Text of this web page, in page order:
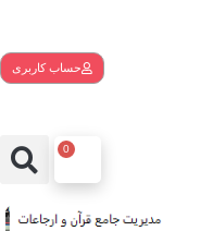
حساب کاربری
0